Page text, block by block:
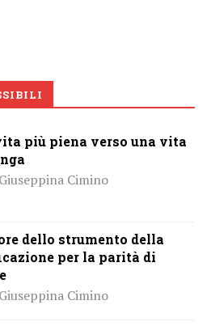
più piena verso una vita
Cimino
dello strumento della
per la parità di
Cimino